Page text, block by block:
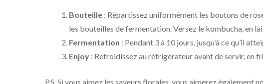
Bouteille: Répartissez uniformément les boutons de
les bouteilles de fermentation. Versez le kombucha, en
Fermentation : Pendant 3 à 10 jours, jusqu’à ce qu’il
Enjoy: Refroidissez au réfrigérateur avant de servir, en
P.S. Si vous aimez les saveurs florales, vous aimerez